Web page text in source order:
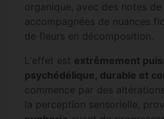
organique, avec des notes
accompagnées de nuances
de fleurs en décomposition.
L'effet est extrêmement
psychédélique, durable et
commence par des
la perception sensorielle,